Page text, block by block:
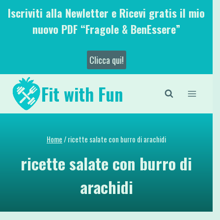
SaltaIscriviti alla Newletter e Ricevi gratis il mio
nuovo PDF “Fragole & BenEssere”
Clicca qui!
Fit with Fun
Home/ricette salate con burro di arachidi
ricette salate con burro di
arachidi